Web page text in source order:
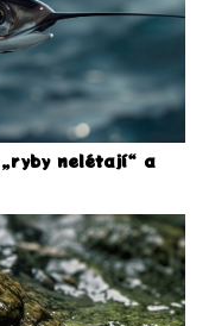
nelétají“ a